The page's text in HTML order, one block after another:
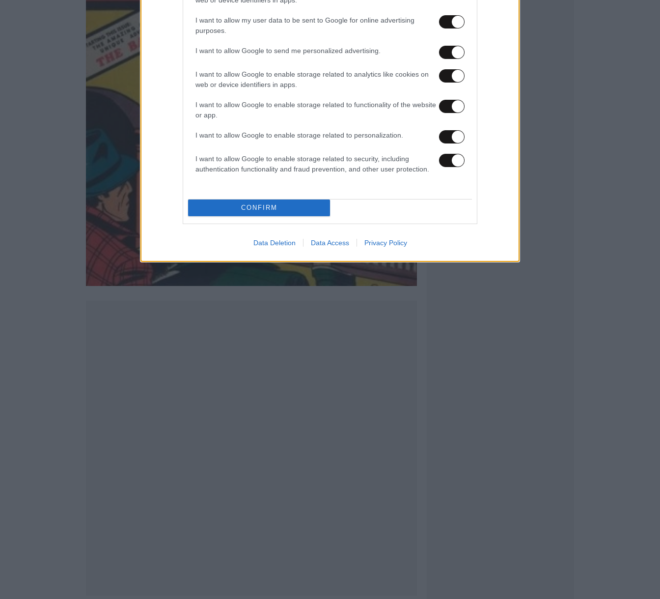
I want to allow my user data to be sent to Google for online advertising
purposes.
I want to allow Google to send me personalized advertising.
I want to allow Google to enable storage related to analytics like cookies on
web or device identifiers in apps.
I want to allow Google to enable storage related to functionality of the website
or app.
I want to allow Google to enable storage related to personalization.
I want to allow Google to enable storage related to security, including
authentication functionality and fraud prevention, and other user protection.
CONFIRM
Data Deletion Data Access Privacy Policy